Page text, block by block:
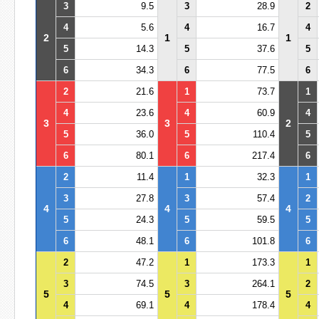
2
3 9.5
1
3 28.9
1
2
4
5.6 4 16.7
4
5
14.3 5 37.6
5
6
34.3 6 77.5 6
3
2 21.6
3
1 73.7
2
1
4
23.6 4 60.9
4
5
36.0 5 110.4
5
6
80.1 6 217.4 6
4
2 11.4
4
1 32.3
4
1
3
27.8 3 57.4
2
5
24.3 5 59.5
5
6
48.1 6 101.8 6
5
2 47.2
5
1 173.3
5
1
3
74.5 3 264.1
2
4
69.1 4 178.4
4